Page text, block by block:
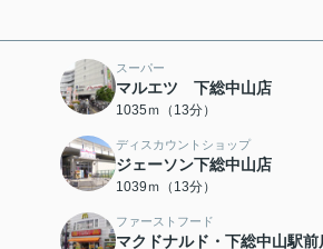
スーパー
マルエツ 下総中山店
1035ｍ（13分）
ディスカウントショップ
ジェーソン下総中山店
1039ｍ（13分）
ファーストフード
マクドナルド・下総中山駅前